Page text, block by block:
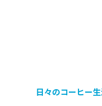
日々のコーヒー